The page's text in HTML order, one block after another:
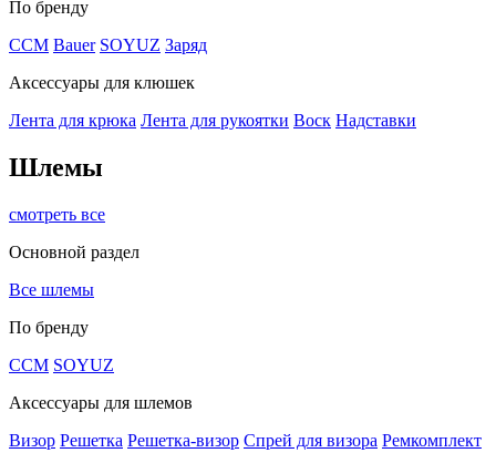
По бренду
CCM Bauer SOYUZ Заряд
Аксессуары для клюшек
Лента для крюка Лента для рукоятки Воск Надставки
Шлемы
смотреть все
Основной раздел
Все шлемы
По бренду
CCM SOYUZ
Аксессуары для шлемов
Визор Решетка Решетка-визор Спрей для визора Ремкомплект